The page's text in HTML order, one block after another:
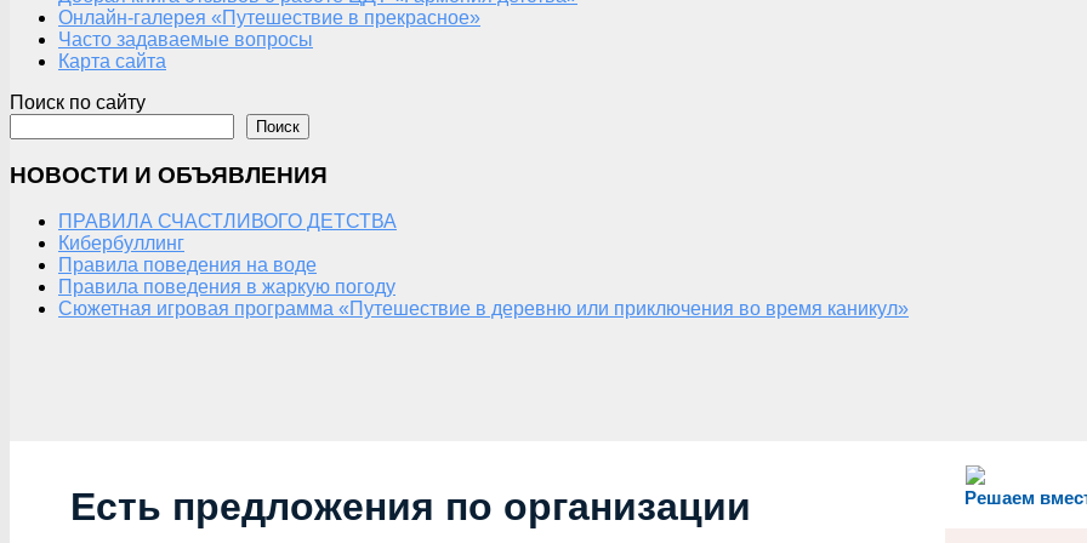
Онлайн-галерея «Путешествие в прекрасное»
Часто задаваемые вопросы
Карта сайта
Поиск по сайту
Поиск
НОВОСТИ И ОБЪЯВЛЕНИЯ
ПРАВИЛА СЧАСТЛИВОГО ДЕТСТВА
Кибербуллинг
Правила поведения на воде
Правила поведения в жаркую погоду
Сюжетная игровая программа «Путешествие в деревню или приключения во время каникул»
Решаем
Есть предложения по организации